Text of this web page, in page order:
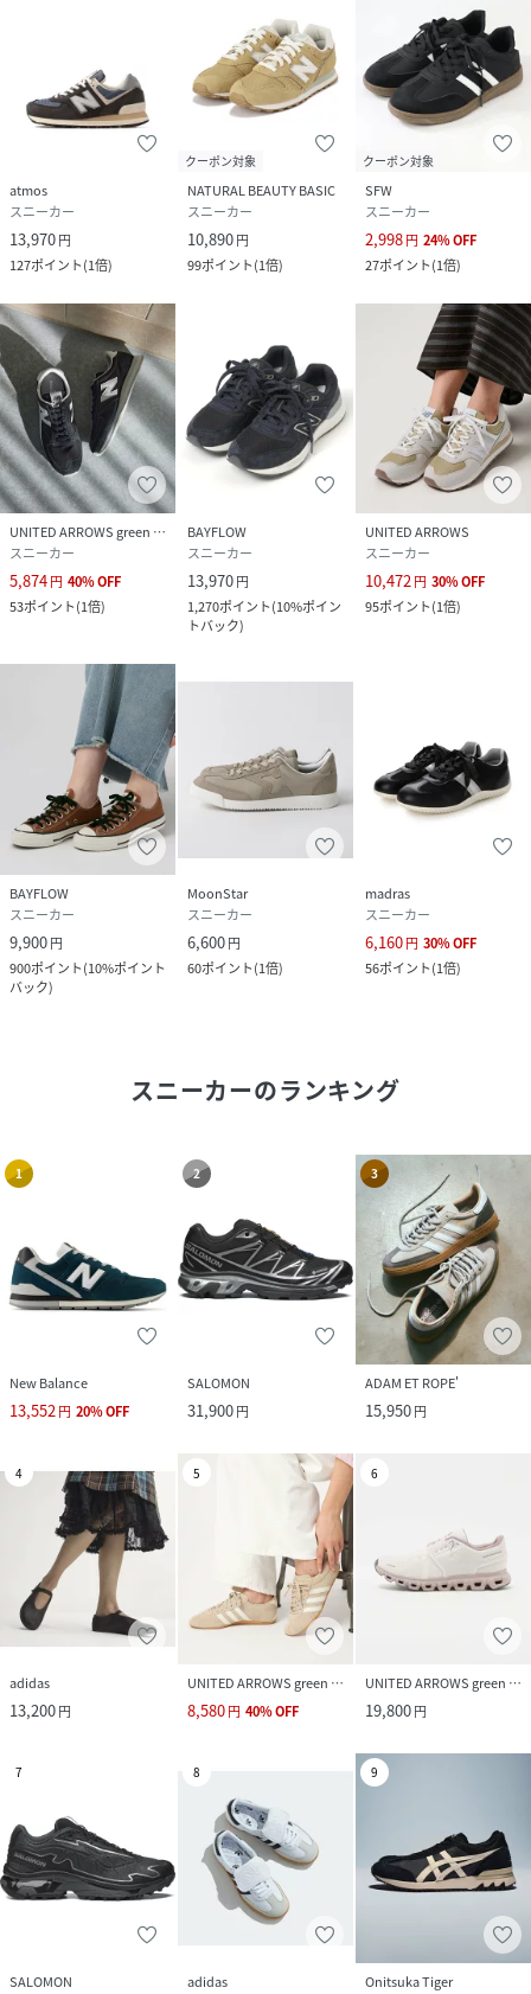
atmos
スニーカー
13,970円
127ポイント(1倍)
クーポン対象
NATURAL BEAUTY BASIC
スニーカー
10,890円
99ポイント(1倍)
クーポン対象
SFW
スニーカー
2,998円 24%OFF
27ポイント(1倍)
UNITED ARROWS green label relaxing
スニーカー
5,874円 40%OFF
53ポイント(1倍)
BAYFLOW
スニーカー
13,970円
1,270ポイント(10%ポイン
トバック)
UNITED ARROWS
スニーカー
10,472円 30%OFF
95ポイント(1倍)
BAYFLOW
スニーカー
9,900円
900ポイント(10%ポイント
バック)
MoonStar
スニーカー
6,600円
60ポイント(1倍)
madras
スニーカー
6,160円 30%OFF
56ポイント(1倍)
スニーカーのランキング
1
New Balance
13,552円 20%OFF
2
SALOMON
31,900円
3
ADAM ET ROPE'
15,950円
4
adidas
13,200円
5
UNITED ARROWS green label relaxing
8,580円 40%OFF
6
UNITED ARROWS green label relaxing
19,800円
7
SALOMON
8
adidas
9
Onitsuka Tiger